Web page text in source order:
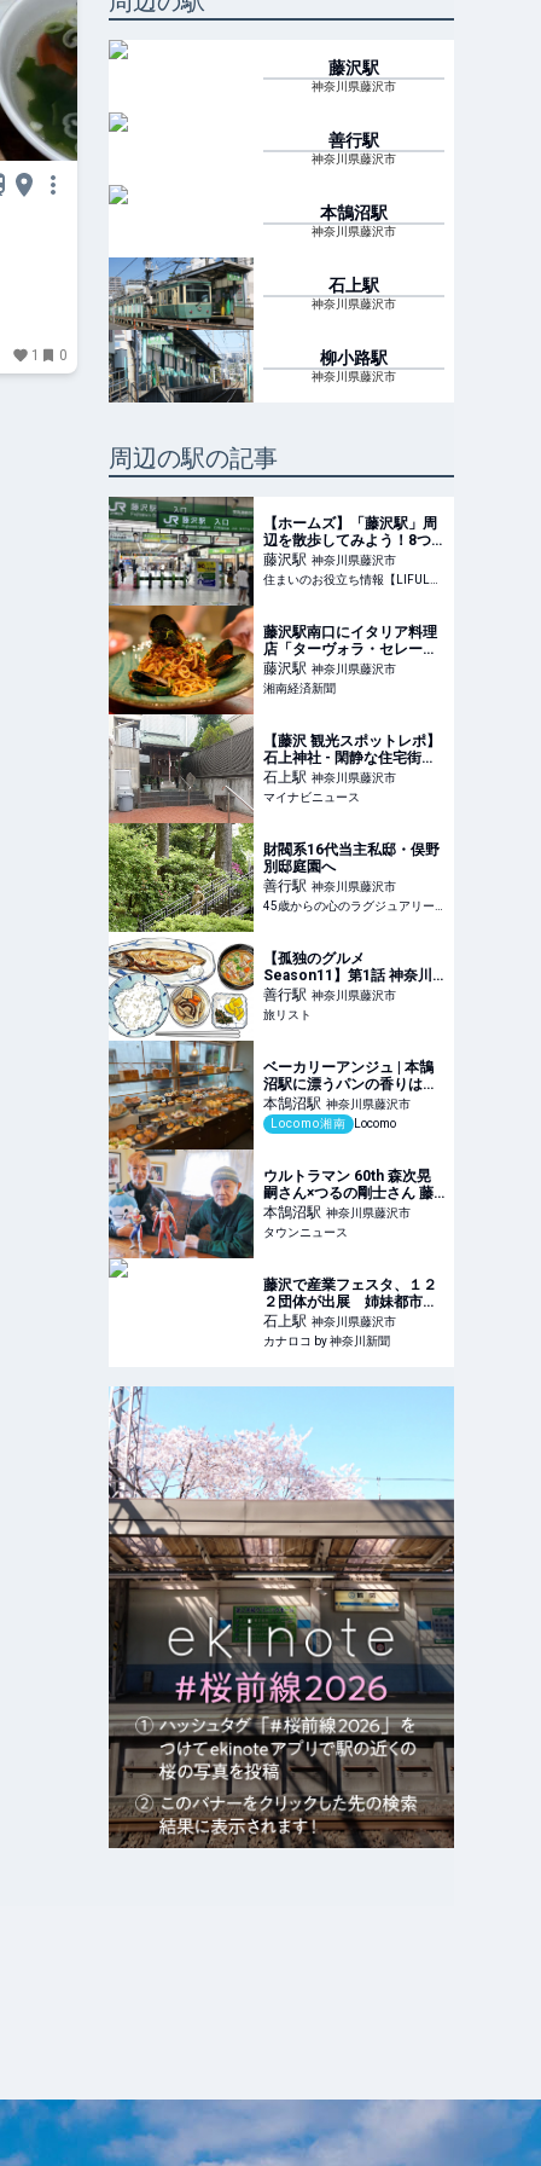
1 0
藤沢駅
神奈川県藤沢市
善行駅
神奈川県藤沢市
本鵠沼駅
神奈川県藤沢市
石上駅
神奈川県藤沢市
柳小路駅
神奈川県藤沢市
周辺の駅の記事
【ホームズ】「藤沢駅」周
辺を散歩してみよう！8つ
のおすすめ散歩・ウォーキ
ングスポットを紹介 | 住ま
いのお役立ち情報
藤沢駅 神奈川県藤沢市
住まいのお役立ち情報【LIFULL HOME'S】
藤沢駅南口にイタリア料理
店「ターヴォラ・セレー
ノ」 地産地消をテーマに
藤沢駅 神奈川県藤沢市
湘南経済新聞
【藤沢 観光スポットレポ】
石上神社 - 閑静な住宅街に
地元ゆかりの鎌…
石上駅 神奈川県藤沢市
マイナビニュース
財閥系16代当主私邸・俣野
別邸庭園へ
善行駅 神奈川県藤沢市
45歳からの心のラグジュアリーメディア
【孤独のグルメ
Season11】第1話 神奈川
県藤沢市善行のさばみりん
と豚汁『おうちごはん はる
ね』 2026/4/3放送|旅リス
善行駅 神奈川県藤沢市
旅リスト
ベーカリーアンジュ | 本鵠
沼駅に漂うパンの香りは天
然酵母パンから！人気パン
や予約方法もご紹介 | 湘南
の地域メディア Locomo
本鵠沼駅 神奈川県藤沢市
Locomo湘南
Locomo
ウルトラマン 60th 森次晃
嗣さん×つるの剛士さん 藤
沢を愛する２人の英雄 世代
を超えて語る想い | 藤沢 | タ
ウンニュース
本鵠沼駅 神奈川県藤沢市
タウンニュース
藤沢で産業フェスタ、１２
２団体が出展 姉妹都市・
長野県松本市の名産品も |
カナロコ by 神奈川新聞
石上駅 神奈川県藤沢市
カナロコ by 神奈川新聞